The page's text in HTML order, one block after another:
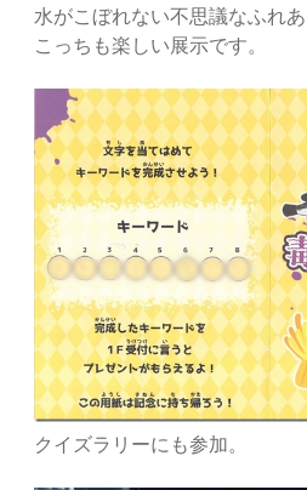
水がこぼれない不思議なふれあ
こっちも楽しい展示です。
クイズラリーにも参加。